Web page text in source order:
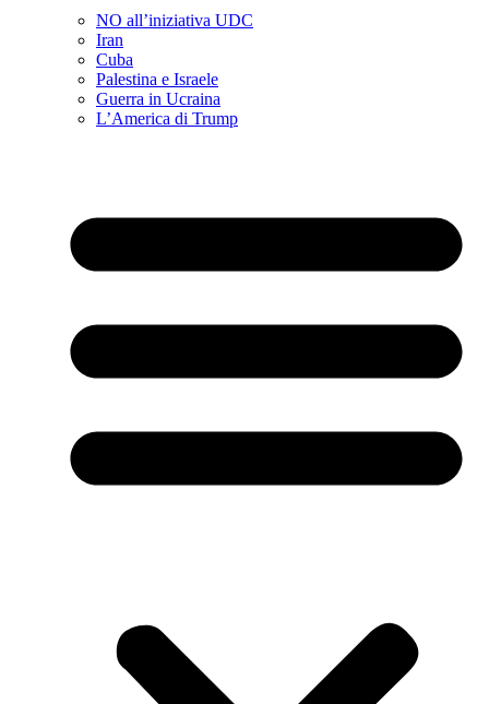
NO all’iniziativa UDC
Iran
Cuba
Palestina e Israele
Guerra in Ucraina
L’America di Trump